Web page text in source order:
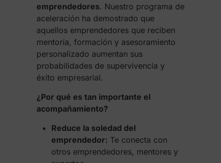
emprendedores. Nuestro programa de
aceleración ha demostrado que
aquellos emprendedores que reciben
mentoría, formación y asesoramiento
personalizado aumentan sus
probabilidades de supervivencia y
éxito empresarial.
¿Por qué es tan importante el
acompañamiento?
Reduce la soledad del
emprendedor: Te conecta con
otros emprendedores, mentores y